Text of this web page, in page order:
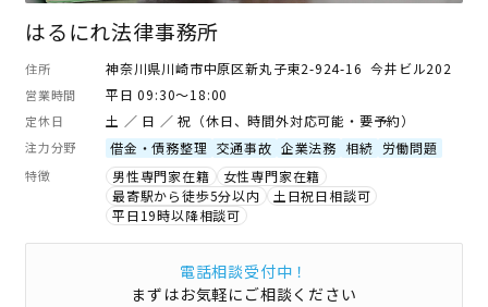
はるにれ法律事務所
住所 神奈川県川崎市中原区新丸子東2-924-16 今井ビル202
営業時間 平日 09:30～18:00
定休日 土 ／ 日 ／ 祝（休日、時間外対応可能・要予約）
注力分野 借金・債務整理 交通事故 企業法務 相続 労働問題
特徴 男性専門家在籍
女性専門家在籍
最寄駅から徒歩5分以内
土日祝日相談可
平日19時以降相談可
電話相談受付中！
まずはお気軽にご相談ください